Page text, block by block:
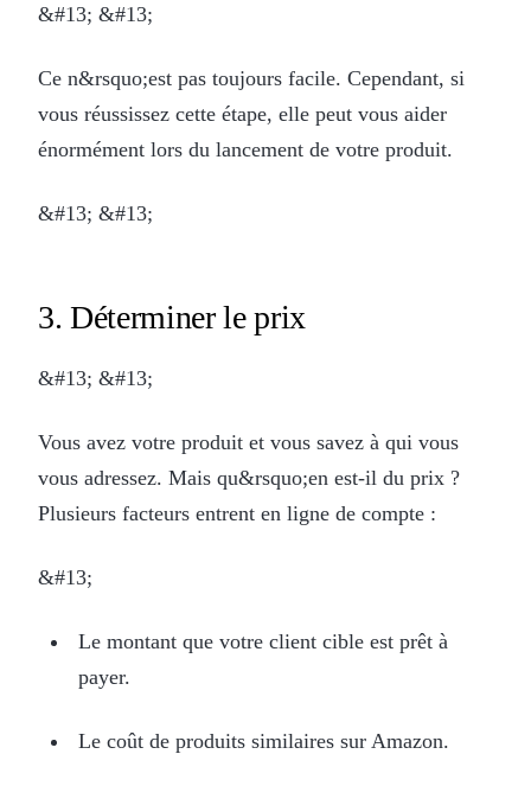
&#13; &#13;
Ce n&rsquo;est pas toujours facile. Cependant, si
vous réussissez cette étape, elle peut vous aider
énormément lors du lancement de votre produit.
&#13; &#13;
3. Déterminer le prix
&#13; &#13;
Vous avez votre produit et vous savez à qui vous
vous adressez. Mais qu&rsquo;en est-il du prix ?
Plusieurs facteurs entrent en ligne de compte :
&#13;
Le montant que votre client cible est prêt à
payer.
Le coût de produits similaires sur Amazon.